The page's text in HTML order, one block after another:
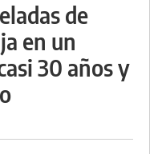
de
en un
30 años y